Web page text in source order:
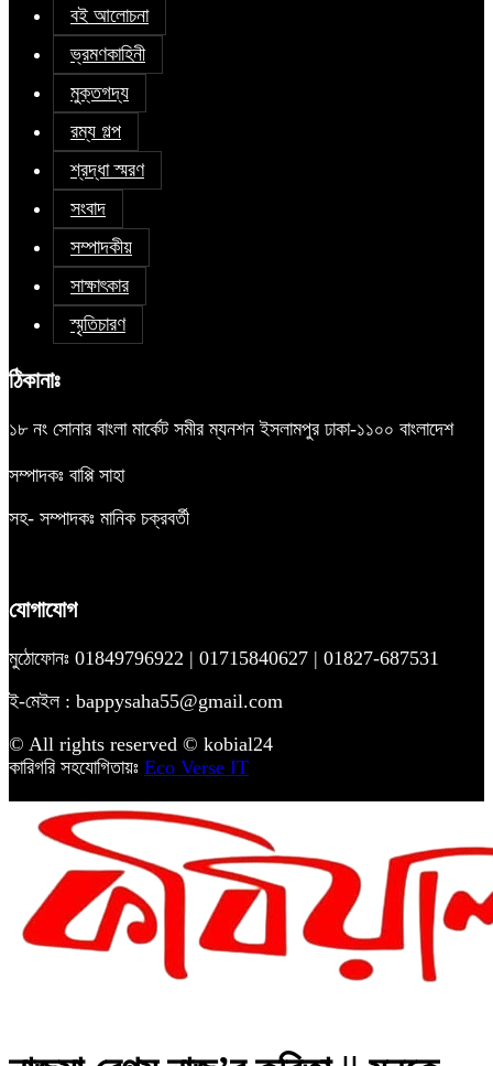
বই আলোচনা
ভ্রমণকাহিনী
মুক্তগদ্য
রম্য গল্প
শ্রদ্ধা স্মরণ
সংবাদ
সম্পাদকীয়
সাক্ষাৎকার
স্মৃতিচারণ
ঠিকানাঃ
১৮ নং সোনার বাংলা মার্কেট সমীর ম্যনশন ইসলামপুর ঢাকা-১১০০ বাংলাদেশ
সম্পাদকঃ বাপ্পি সাহা
সহ- সম্পাদকঃ মানিক চক্রবর্তী
যোগাযোগ
মুঠোফোনঃ 01849796922 | 01715840627 | 01827-687531
ই-মেইল : bappysaha55@gmail.com
© All rights reserved © kobial24
কারিগরি সহযোগিতায়ঃ Eco Verse IT